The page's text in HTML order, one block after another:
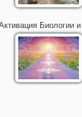
Биологии